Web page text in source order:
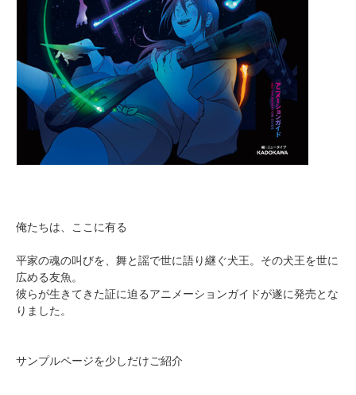
俺たちは、ここに有る
平家の魂の叫びを、舞と謡で世に語り継ぐ犬王。その犬王を世に
広める友魚。
彼らが生きてきた証に迫るアニメーションガイドが遂に発売とな
りました。
サンプルページを少しだけご紹介